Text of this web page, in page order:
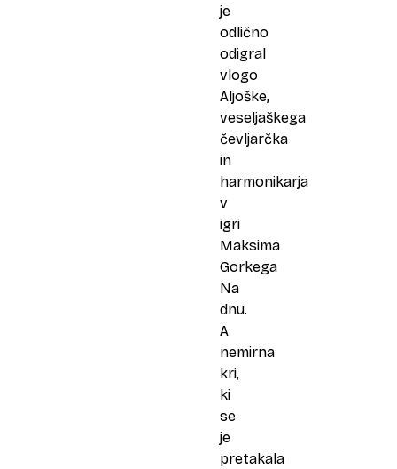
je
odlično
odigral
vlogo
Aljoške,
veseljaškega
čevljarčka
in
harmonikarja
v
igri
Maksima
Gorkega
Na
dnu.
A
nemirna
kri,
ki
se
je
pretakala